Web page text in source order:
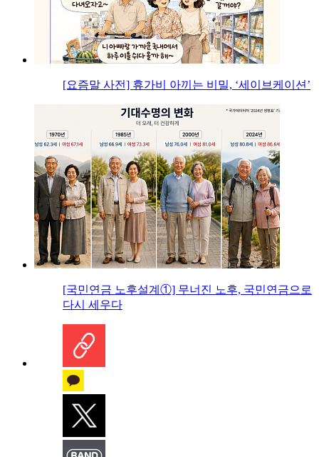
[요즘말 사전] 휴가비 아끼는 비밀, ‘세이브케이션’
[국민연금 노후설계①] 무너진 노후, 국민연금으로
다시 세우다